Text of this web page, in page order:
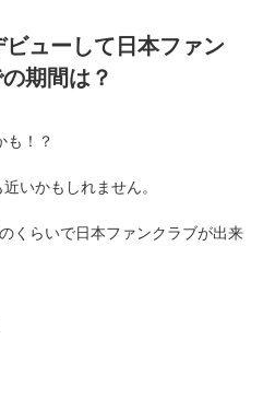
ューして日本ファン
期間は？
も！？
いかもしれません。
くらいで日本ファンクラブが出来